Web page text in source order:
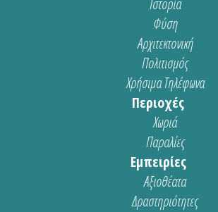
Ιστορία
Φύση
Αρχιτεκτονική
Πολιτισμός
Χρήσιμα Τηλέφωνα
Περιοχές
Χωριά
Παραλίες
Εμπειρίες
Αξιοθέατα
Δραστηριότητες